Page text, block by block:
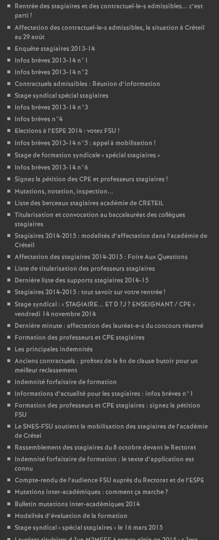
Rentrée des stagiaires et des contractuel-le-s admissibles... c’est
parti !
Affectation des contractuel-le-s admissibles, la situation à Créteil
au 29 août
Enquête stagiaires 2013-14
Infos brèves 2013-14 n°1
Infos brèves 2013-14 n°2
Contractuels admissibles : Réunion d’information
Stage syndical spécial stagiaires
Infos brèves 2013-14 n°3
Infos brèves n°4
Elections à l’ESPE 2014 : votez FSU !
Infos brèves 2013-14 n°5 : appel à mobilisation !
Stage de formation syndicale «spécial stagiaires »
Infos brèves 2013-14 n°6
Signez la pétition des CPE et professeurs stagiaires !
Mutations, notation, inspection...
Liste des berceaux stagiaires académie deCRETEIL
Titularisation et convocation au baccalauréat des collègues
stagiaires
Stagiaires 2014-2015 : modalités d’affectation dans l’académie de
Créteil
Affectation des stagiaires 2014-2015 : Foire Aux Questions
Liste de titularisation des professeurs stagiaires
Dernière liste des supports stagiaires 2014-15
Stagiaires 2014-2015 : tout savoir sur votre rentrée!
Stage syndical : «STAGIAIRE... ET D ?J ? ENSEIGNANT/CPE »
vendredi 14 novembre 2014
Dernière minute : affectation des lauréat-e-s du concours réservé
Formation des professeurs etCPE stagiaires
Les principales indemnités
Anciens contractuels : profitez de la fin de clause butoir pour un
meilleur reclassement
Indemnité forfaitaire de formation
Informations d’actualité pour les stagiaires : infos brèves n°1
Formation des professeurs etCPE stagiaires : signez la pétition
FSU
LeSNES-FSU soutient la mobilisation des stagiaires de l’académie
de Crétei
Rassemblement des stagiaires du 8 octobre devant le Rectorat
Indemnité forfaitaire de formation : le texte d’application est
connu
Compte-rendu de l’audience FSU auprès du Rectorat et de l’ESPE
Mutations inter-académiques : comment ça marche?
Bulletin mutations inter-académiques 2014
Modalités d’évaluation de la formation
Stage syndical «spécial stagiaires » le 16 mars 2015